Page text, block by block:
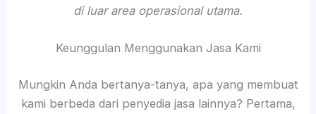
di luar area operasional utama.
Keunggulan Menggunakan Jasa Kami
Mungkin Anda bertanya-tanya, apa yang membuat
kami berbeda dari penyedia jasa lainnya? Pertama,